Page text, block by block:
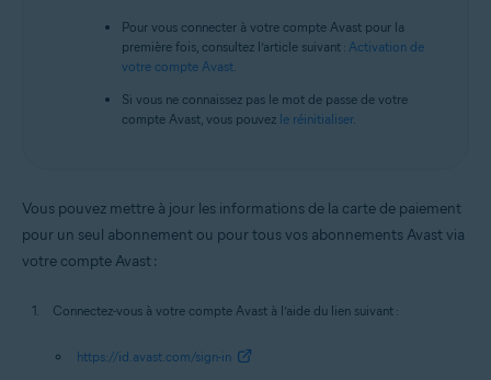
Pour vous connecter à votre compte Avast pour la
première fois, consultez l’article suivant : Activation de
votre compte Avast.
Si vous ne connaissez pas le mot de passe de votre
compte Avast, vous pouvez le réinitialiser.
Vous pouvez mettre à jour les informations de la carte de paiement
pour un seul abonnement ou pour tous vos abonnements Avast via
votre compte Avast :
Connectez-vous à votre compte Avast à l’aide du lien suivant :
https://id.avast.com/sign-in